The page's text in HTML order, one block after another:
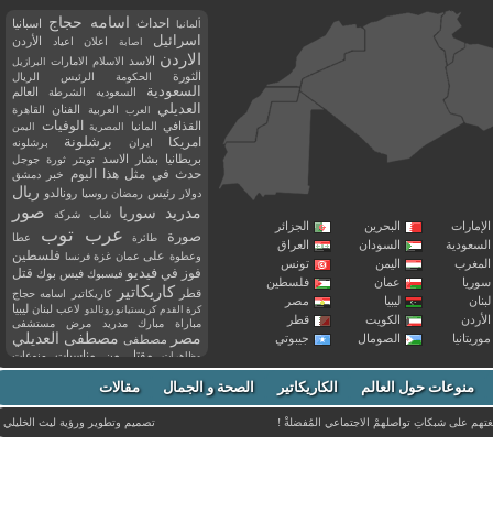
البحرين
الجزائر
السودان
العراق
اليمن
تونس
عمان
فلسطين
ليبيا
مصر
الكويت
قطر
الصومال جيبوتي
ألمانيا احداث اسامه حجاج اسبانيا
اسرائيل اصابة اعلان اعياد الأردن
الاردن الاسد الاسلام الامارات البرازيل
الثورة الحكومة الرئيس الريال
السعودية السعوديه الشرطة العالم
العديلي العرب العربية الفنان القاهرة
القذافي المانيا المصرية الوفيات اليمن
امريكا ايران برشلونة برشلونه
بريطانيا بشار الاسد تويتر ثورة جوجل
حدث في مثل هذا اليوم خبر دمشق
دولار رئيس رمضان روسيا رونالدو ريال
مدريد
سوريا شاب شركة صور
صورة طائرة عرب توب
عطا
وعطوة على عمان غزة فرنسا فلسطين
فوز في فيديو فيسبوك فيس بوك قتل
قطر كاريكاتير كاريكاتير اسامه حجاج
كرة القدم كريستيانو رونالدو لاعب لبنان ليبيا
مباراة مبارك مدريد مرض مستشفى
مصر مصطفى مصطفى العديلي
مظاهرات مقتل من مناسبات
منوعات
مواليد
موت ميسي ميلان نادي نشر
وفاة وفيات يوتيوب منوعات حول العالم الكاريكاتير الصحة و الجمال مقالات
على شبكاتِ تواصلهمْ الاجتماعي المُفضلةْ ! تصميم وتطوير ورؤيةليث الخليلي